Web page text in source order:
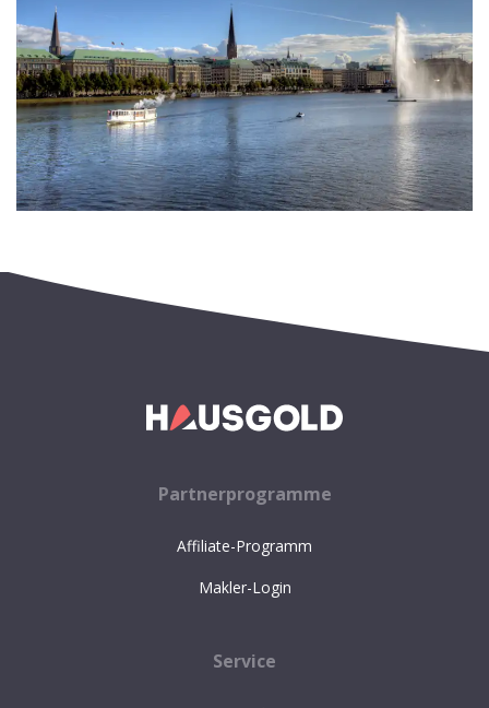
Partnerprogramme
Affiliate-Programm
Makler-Login
Service